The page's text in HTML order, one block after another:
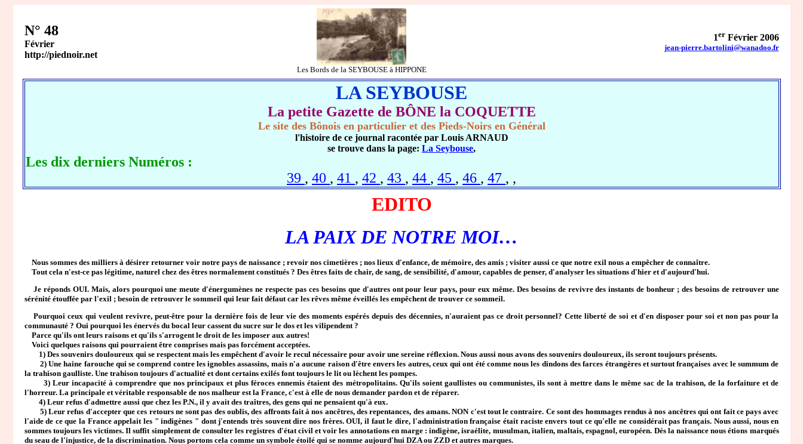
N° 48
Février
http://piednoir.net
Les Bords de la SEYBOUSE à HIPPONE
1erFévrier 2006
jean-pierre.bartolini@wanadoo.fr
LA SEYBOUSE
La petite Gazette de BÔNE la COQUETTE
Le site des Bônois en particulier et des Pieds-Noirs en Général
l'histoire de ce journal racontée par Louis ARNAUD
se trouve dans la page: La Seybouse,
Les dix derniers Numéros :
39 , 40 , 41 , 42 , 43 , 44 , 45 , 46 , 47 , ,
EDITO
LA PAIX DE NOTRE MOI…
Nous sommes des milliers à désirer retourner voir notre pays de naissance ; revoir nos cimetières ; nos lieux d'enfance, de mémoire, des amis ; visiter aussi ce que notre exil nous a empêcher de connaître.
Tout cela n'est-ce pas légitime, naturel chez des êtres normalement constitués ? Des êtres faits de chair, de sang, de sensibilité, d'amour, capables de penser, d'analyser les situations d'hier et d'aujourd'hui.
Je réponds OUI. Mais, alors pourquoi une meute d'énergumènes ne respecte pas ces besoins que d'autres ont pour leur pays, pour eux même. Des besoins de revivre des instants de bonheur ; des besoins de retrouver une
sérénité étouffée par l'exil ; besoin de retrouver le sommeil qui leur fait défaut car les rêves même éveillés les empêchent de trouver ce sommeil.
Pourquoi ceux qui veulent revivre, peut-être pour la dernière fois de leur vie des moments espérés depuis des décennies, n'auraient pas ce droit personnel? Cette liberté de soi et d'en disposer pour soi et non pas pour la
communauté ? Oui pourquoi les énervés du bocal leur cassent du sucre sur le dos et les vilipendent ?
Parce qu'ils ont leurs raisons et qu'ils s'arrogent le droit de les imposer aux autres!
Voici quelques raisons qui pourraient être comprises mais pas forcément acceptées.
1) Des souvenirs douloureux qui se respectent mais les empêchent d'avoir le recul nécessaire pour avoir une sereine réflexion. Nous aussi nous avons des souvenirs douloureux, ils seront toujours présents.
2) Une haine farouche qui se comprend contre les ignobles assassins, mais n'a aucune raison d'être envers les autres, ceux qui ont été comme nous les dindons des farces étrangères et surtout françaises avec le summum de
la trahison gaulliste. Une trahison toujours d'actualité et dont certains exilés font toujours le lit ou lèchent les pompes.
3) Leur incapacité à comprendre que nos principaux et plus féroces ennemis étaient des métropolitains. Qu'ils soient gaullistes ou communistes, ils sont à mettre dans le même sac de la trahison, de la forfaiture et de
l'horreur. La principale et véritable responsable de nos malheur est la France, c'est à elle de nous demander pardon et de réparer.
4) Leur refus d'admettre aussi que chez les P.N., il y avait des traîtres, des gens qui ne pensaient qu'à eux.
5) Leur refus d'accepter que ces retours ne sont pas des oublis, des affronts fait à nos ancêtres, des repentances, des amans. NON c'est tout le contraire. Ce sont des hommages rendus à nos ancêtres qui ont fait ce pays avec
l'aide de ce que la France appelait les " indigènes " dont j'entends très souvent dire nos frères. OUI, il faut le dire, l'administration française était raciste envers tout ce qu'elle ne considérait pas français. Nous aussi, nous en
sommes toujours les victimes. Il suffit simplement de consulter les registres d'état civil et voir les annotations en marge : indigène, israélite, musulman, italien, maltais, espagnol, européen. Dés la naissance nous étions marqués
du seau de l'injustice, de la discrimination. Nous portons cela comme un symbole étoilé qui se nomme aujourd'hui DZA ou ZZD et autres marques.